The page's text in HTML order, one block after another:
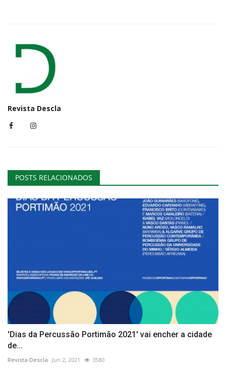
Revista Descla
POSTS RELACIONADOS
'Dias da Percussão Portimão 2021' vai encher a cidade
de...
Revista Descla Jun 2, 2021 3580